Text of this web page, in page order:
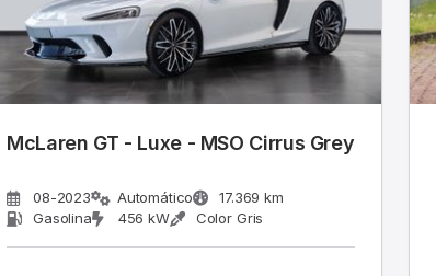
McLaren GT - Luxe - MSO Cirrus Grey
08-2023 Automático
17.369 km
Gasolina
456 kW Color Gris